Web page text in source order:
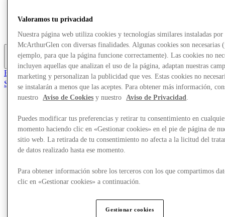
Búsqueda de empleo
Tarjeta regalo
Más
El Club
Salvado
es
Ofertas
Eventos
Planifica tu visita
Servicios
Búsqueda de empleo
Tarjeta regalo
Valoramos tu privacidad
Nuestra página web utiliza cookies y tecnologías similares instaladas por
McArthurGlen con diversas finalidades. Algunas cookies son necesarias
ejemplo, para que la página funcione correctamente). Las cookies no
incluyen aquellas que analizan el uso de la página, adaptan nuestras
marketing y personalizan la publicidad que ves. Estas cookies no
se instalarán a menos que las aceptes. Para obtener más información,
nuestro
Aviso de Cookies y nuestro Aviso de Privacidad
Puedes modificar tus preferencias y retirar tu consentimiento en
momento haciendo clic en «Gestionar cookies» en el pie de página de
sitio web. La retirada de tu consentimiento no afecta a la licitud del
de datos realizado hasta ese momento.
Para obtener información sobre los terceros con los que compartimos
clic en «Gestionar cookies» a continuación.
Gestionar cookies